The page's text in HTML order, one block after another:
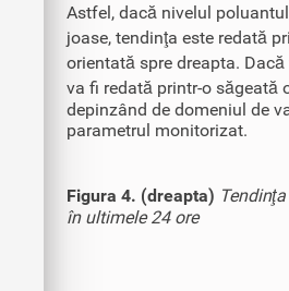
Astfel, dacă nivelul
joase, tendinţa este redată
orientată spre dreapta.
va fi redată printr-o săgeată
depinzând de domeniul de
parametrul monitorizat.
Figura 4. (dreapta)
în ultimele 24 ore